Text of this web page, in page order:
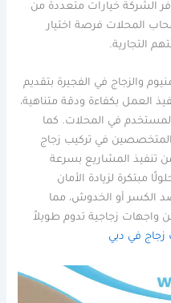
الشركة خيارات متعددة من
المحلات فرصة اختيار
التجارية.
والزجاج في الفجيرة بتقديم
العمل بكفاءة ودقة متناهية،
في المحلات. كما
المتخصصين في تركيب زجاج
تنفيذ المشاريع بسرعة
مبتكرة لزيادة الأمان
الكسر أو الخدوش، مما
واجهات زجاجية تدوم طويلاً
زجاج في دبي